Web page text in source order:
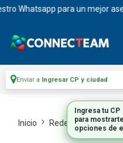
Whatsapp para un mejor
Enviar a Ingresar CP y ciudad
Inicio Redes Switches
Ingresa tu CP
para
opciones de